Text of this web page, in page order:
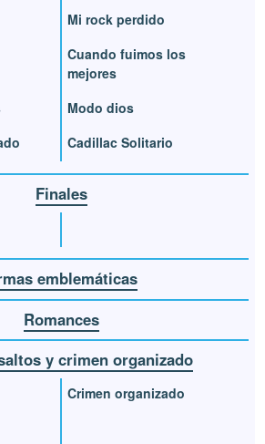
Mi rock perdido
Cuando fuimos los
mejores
Modo dios
Cadillac Solitario
Finales
emblemáticas
Romances
y crimen organizado
Crimen organizado